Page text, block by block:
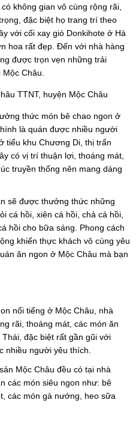
không gian vô cùng rộng rãi,
đặc biệt họ trang trí theo
với cối xay gió Donkihote ở Hà
hoa rất đẹp. Đến với nhà hàng
được trọn vẹn những trải
Mộc Châu.
TTNT, huyện Mộc Châu
thức món bê chao ngon ở
là quán được nhiều người
tiểu khu Chương Di, thị trấn
có vị trí thuận lợi, thoáng mát,
truyền thống nên mang dáng
sẽ được thưởng thức những
cá hồi, xiên cá hồi, chả cá hồi,
hồi cho bữa sáng. Phong cách
khiến thực khách vô cùng yêu
ăn ngon ở Mộc Châu mà bạn
nổi tiếng ở Mộc Châu, nhà
rãi, thoáng mát, các món ăn
đặc biệt rất gần gũi với
nhiều người yêu thích.
Mộc Châu đều có tại nhà
các món siêu ngon như: bê
các món gà nướng, heo sữa